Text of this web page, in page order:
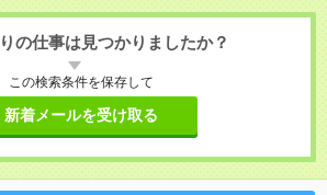
の仕事は見つかりましたか？
この検索条件を保存して
新着メールを受け取る